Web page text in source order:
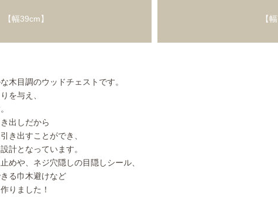
【幅39cm】 【
木目調のウッドチェストです。
を与え、
出しだから
き出すことができ、
計となっています。
めや、ネジ穴隠しの目隠しシール、
る巾木避けなど
りました！